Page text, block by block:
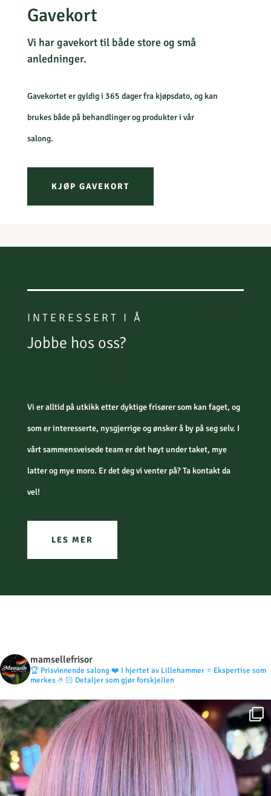
Gavekort
Vi har gavekort til både store og små
anledninger.
Gavekortet er gyldig i 365 dager fra kjøpsdato, og kan
brukes både på behandlinger og produkter i vår
salong.
KJØP GAVEKORT
INTERESSERT I Å
Jobbe hos oss?
Vi er alltid på utkikk etter dyktige frisører som kan faget, og
som er interesserte, nysgjerrige og ønsker å by på seg selv. I
vårt sammensveisede team er det høyt under taket, mye
latter og mye moro. Er det deg vi venter på? Ta kontakt da
vel!
LES MER
mamsellefrisor
🏆 Prisvinnende salong❤️ I hjertet av Lillehammer ⭐️ Ekspertise som
merkes 🤌🏻 Detaljer som gjør forskjellen